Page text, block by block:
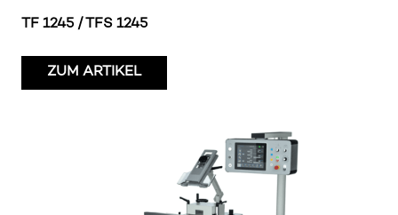
TF 1245 / TFS 1245
ZUM ARTIKEL